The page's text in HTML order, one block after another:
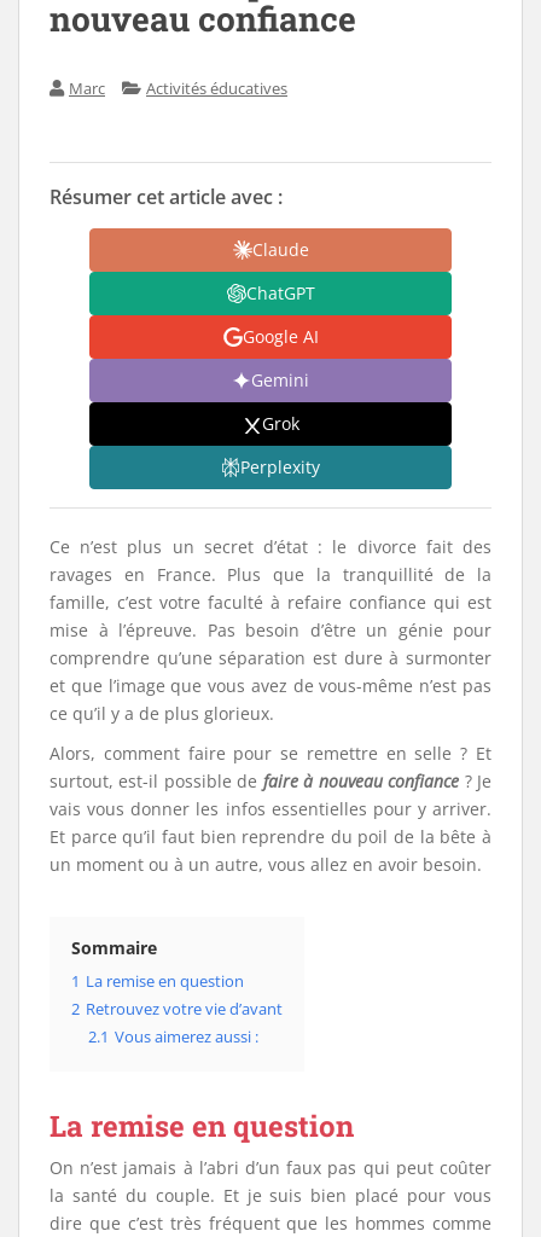
nouveau confiance
Marc Activités éducatives
Résumer cet article avec :
Claude
ChatGPT
Google AI
Gemini
Grok
Perplexity
Ce n’est plus un secret d’état : le divorce fait des
ravages en France. Plus que la tranquillité de la
famille, c’est votre faculté à refaire confiance qui est
mise à l’épreuve. Pas besoin d’être un génie pour
comprendre qu’une séparation est dure à surmonter
et que l’image que vous avez de vous-même n’est pas
ce qu’il y a de plus glorieux.
Alors, comment faire pour se remettre en selle ? Et
surtout, est-il possible de faire à nouveau confiance ? Je
vais vous donner les infos essentielles pour y arriver.
Et parce qu’il faut bien reprendre du poil de la bête à
un moment ou à un autre, vous allez en avoir besoin.
Sommaire
1 La remise en question
2 Retrouvez votre vie d’avant
2.1 Vous aimerez aussi :
La remise en question
On n’est jamais à l’abri d’un faux pas qui peut coûter
la santé du couple. Et je suis bien placé pour vous
dire que c’est très fréquent que les hommes comme